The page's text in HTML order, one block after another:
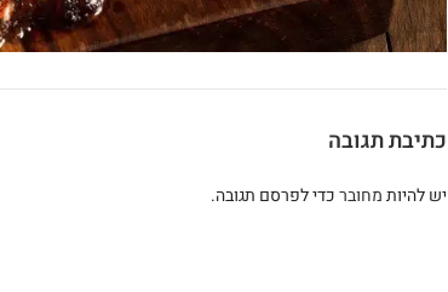
כתיבת תגובה
יש להיותמחוברכדי לפרסם תגובה.